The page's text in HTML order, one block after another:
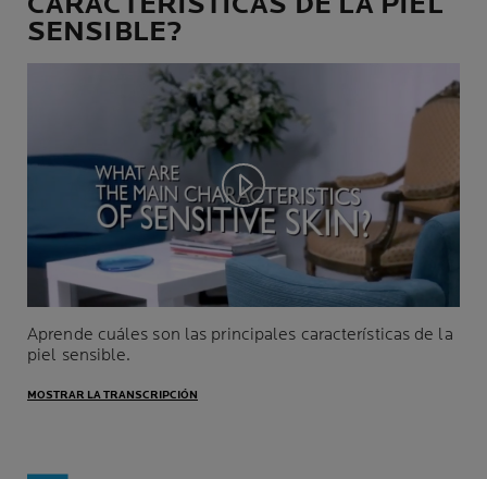
SENSIBLE?
Play video
Aprende cuáles son las principales características de la
piel sensible.
MOSTRAR LA TRANSCRIPCIÓN